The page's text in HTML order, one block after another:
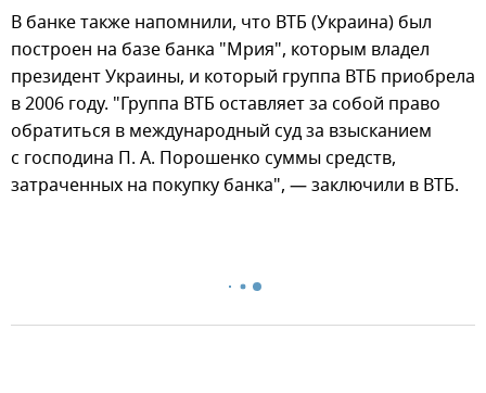
В банке также напомнили, что ВТБ (Украина) был
построен на базе банка "Мрия", которым владел
президент Украины, и который группа ВТБ приобрела
в 2006 году. "Группа ВТБ оставляет за собой право
обратиться в международный суд за взысканием
с господина П. А. Порошенко суммы средств,
затраченных на покупку банка", — заключили в ВТБ.